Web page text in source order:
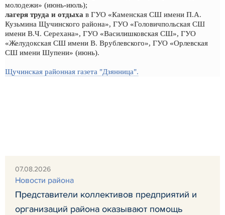
молодежи» (июнь-июль);
лагеря труда и отдыха в ГУО «Каменская СШ имени П.А.
Кузьмина Щучинского района», ГУО «Головичпольская СШ
имени В.Ч. Серехана», ГУО «Василишковская СШ», ГУО
«Желудокская СШ имени В. Врублевского», ГУО «Орлевская
СШ имени Шупени» (июнь).
Щучинская районная газета "Дзянница".
07.08.2026
Новости района
Представители коллективов предприятий и
организаций района оказывают помощь